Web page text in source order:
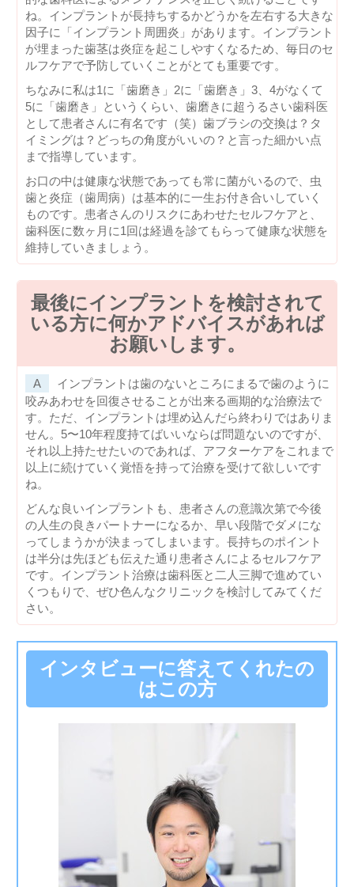
ね。インプラントが長持ちするかどうかを左右する大きな
因子に「インプラント周囲炎」があります。インプラント
が埋まった歯茎は炎症を起こしやすくなるため、毎日のセ
ルフケアで予防していくことがとても重要です。
ちなみに私は1に「歯磨き」2に「歯磨き」3、4がなくて
5に「歯磨き」というくらい、歯磨きに超うるさい歯科医
として患者さんに有名です（笑）歯ブラシの交換は？タ
イミングは？どっちの角度がいいの？と言った細かい点
まで指導しています。
お口の中は健康な状態であっても常に菌がいるので、虫
歯と炎症（歯周病）は基本的に一生お付き合いしていく
ものです。患者さんのリスクにあわせたセルフケアと、
歯科医に数ヶ月に1回は経過を診てもらって健康な状態を
維持していきましょう。
最後にインプラントを検討されて
いる方に何かアドバイスがあれば
お願いします。
インプラントは歯のないところにまるで歯のように
咬みあわせを回復させることが出来る画期的な治療法で
す。ただ、インプラントは埋め込んだら終わりではありま
せん。5〜10年程度持てばいいならば問題ないのですが、
それ以上持たせたいのであれば、アフターケアをこれまで
以上に続けていく覚悟を持って治療を受けて欲しいです
ね。
どんな良いインプラントも、患者さんの意識次第で今後
の人生の良きパートナーになるか、早い段階でダメにな
ってしまうかが決まってしまいます。長持ちのポイント
は半分は先ほども伝えた通り患者さんによるセルフケア
です。インプラント治療は歯科医と二人三脚で進めてい
くつもりで、ぜひ色んなクリニックを検討してみてくだ
さい。
インタビューに答えてくれたの
はこの方